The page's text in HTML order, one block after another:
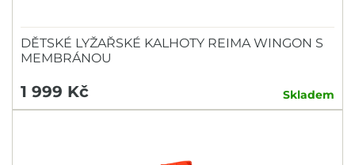
DĚTSKÉ LYŽAŘSKÉ KALHOTY REIMA WINGON S
MEMBRÁNOU
1 999 Kč Skladem